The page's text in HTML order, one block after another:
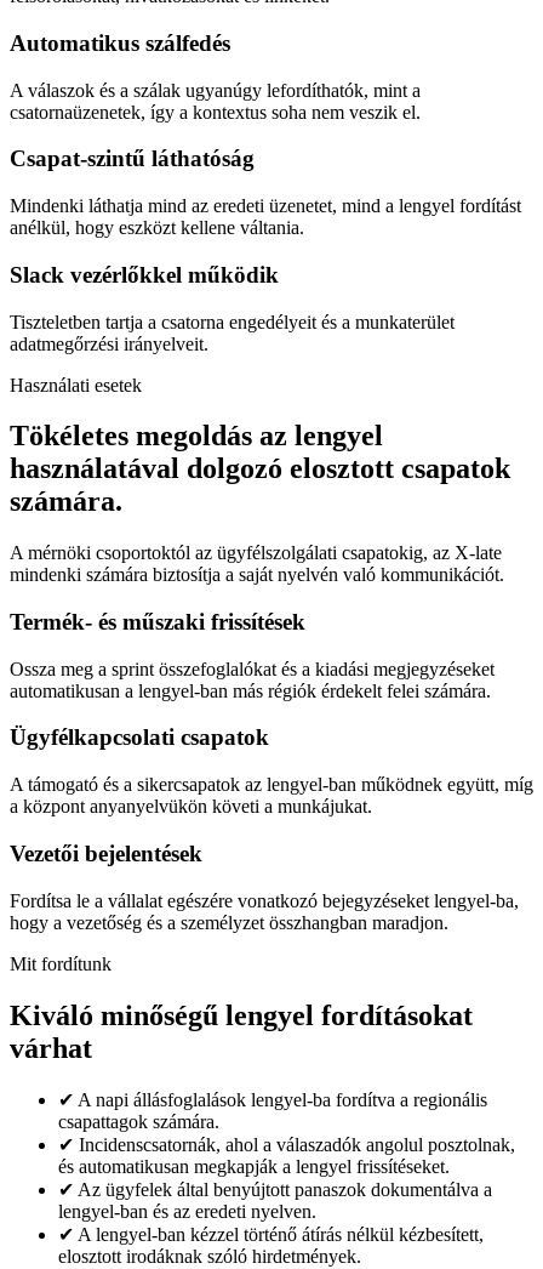
Automatikus szálfedés
A válaszok és a szálak ugyanúgy lefordíthatók, mint a
csatornaüzenetek, így a kontextus soha nem veszik el.
Csapat-szintű láthatóság
Mindenki láthatja mind az eredeti üzenetet, mind a lengyel fordítást
anélkül, hogy eszközt kellene váltania.
Slack vezérlőkkel működik
Tiszteletben tartja a csatorna engedélyeit és a munkaterület
adatmegőrzési irányelveit.
Használati esetek
Tökéletes megoldás az lengyel
használatával dolgozó elosztott csapatok
számára.
A mérnöki csoportoktól az ügyfélszolgálati csapatokig, az X-late
mindenki számára biztosítja a saját nyelvén való kommunikációt.
Termék- és műszaki frissítések
Ossza meg a sprint összefoglalókat és a kiadási megjegyzéseket
automatikusan a lengyel-ban más régiók érdekelt felei számára.
Ügyfélkapcsolati csapatok
A támogató és a sikercsapatok az lengyel-ban működnek együtt, míg
a központ anyanyelvükön követi a munkájukat.
Vezetői bejelentések
Fordítsa le a vállalat egészére vonatkozó bejegyzéseket lengyel-ba,
hogy a vezetőség és a személyzet összhangban maradjon.
Mit fordítunk
Kiváló minőségű lengyel fordításokat
várhat
✔ A napi állásfoglalások lengyel-ba fordítva a regionális
csapattagok számára.
✔ Incidenscsatornák, ahol a válaszadók angolul posztolnak,
és automatikusan megkapják a lengyel frissítéseket.
✔ Az ügyfelek által benyújtott panaszok dokumentálva a
lengyel-ban és az eredeti nyelven.
✔ A lengyel-ban kézzel történő átírás nélkül kézbesített,
elosztott irodáknak szóló hirdetmények.